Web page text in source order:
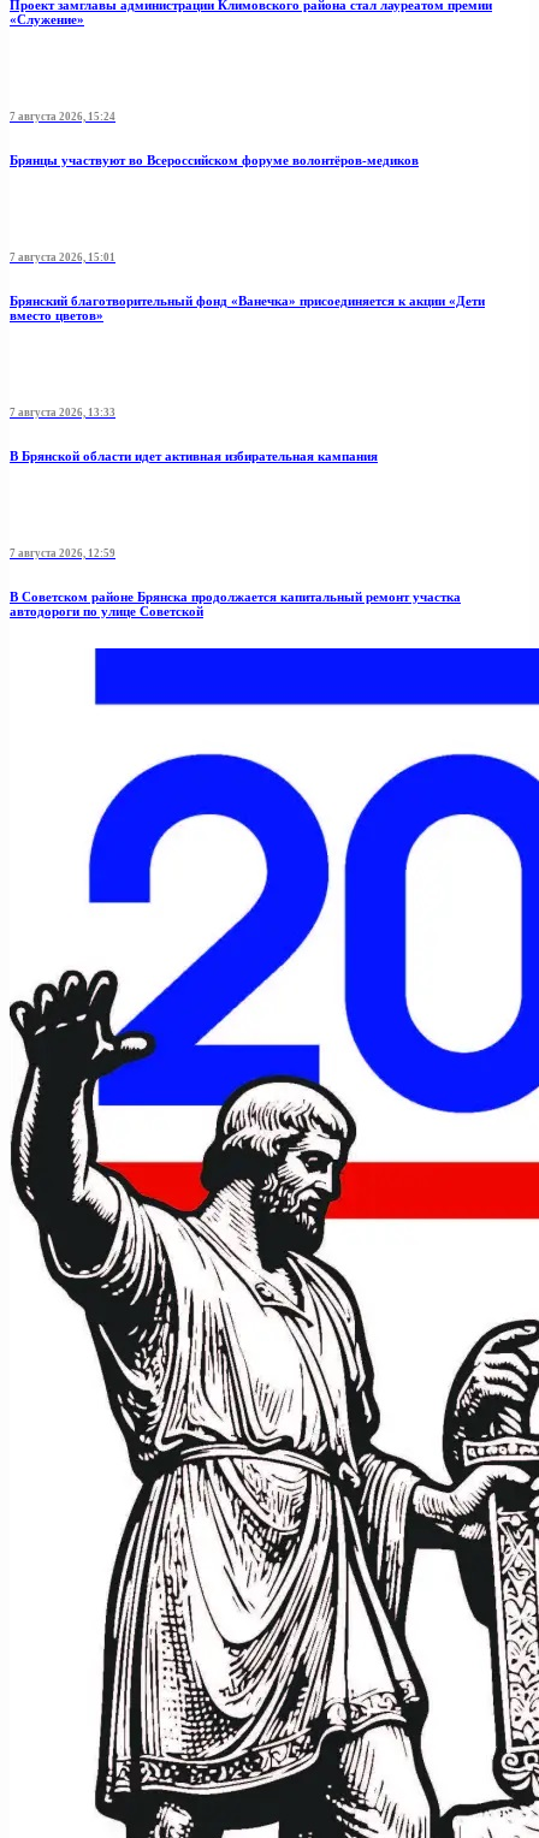
Проект замглавы администрации Климовского района стал лауреатом премии
«Служение»
7 августа 2026, 15:24
Брянцы участвуют во Всероссийском форуме волонтёров-медиков
7 августа 2026, 15:01
Брянский благотворительный фонд «Ванечка» присоединяется к акции «Дети
вместо цветов»
7 августа 2026, 13:33
В Брянской области идет активная избирательная кампания
7 августа 2026, 12:59
В Советском районе Брянска продолжается капитальный ремонт участка
автодороги по улице Советской